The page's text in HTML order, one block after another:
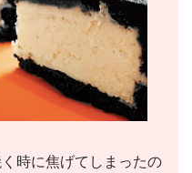
時に焦げてしまったの